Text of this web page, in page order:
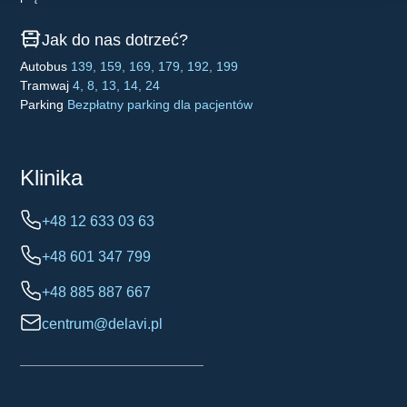
Jak do nas dotrzeć?
Autobus 139, 159, 169, 179, 192, 199
Tramwaj 4, 8, 13, 14, 24
Parking Bezpłatny parking dla pacjentów
Klinika
+48 12 633 03 63
+48 601 347 799
+48 885 887 667
centrum@delavi.pl